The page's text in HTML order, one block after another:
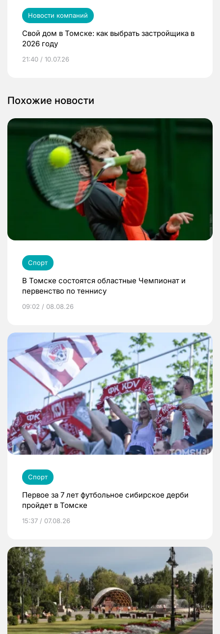
Новости компаний
Свой дом в Томске: как выбрать застройщика в
2026 году
21:40 / 10.07.26
Похожие новости
Спорт
В Томске состоятся областные Чемпионат и
первенство по теннису
09:02 / 08.08.26
Спорт
Первое за 7 лет футбольное сибирское дерби
пройдет в Томске
15:37 / 07.08.26